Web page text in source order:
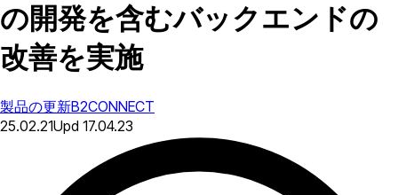
の開発を含むバックエンドの
改善を実施
製品の更新B2CONNECT
25.02.21Upd 17.04.23